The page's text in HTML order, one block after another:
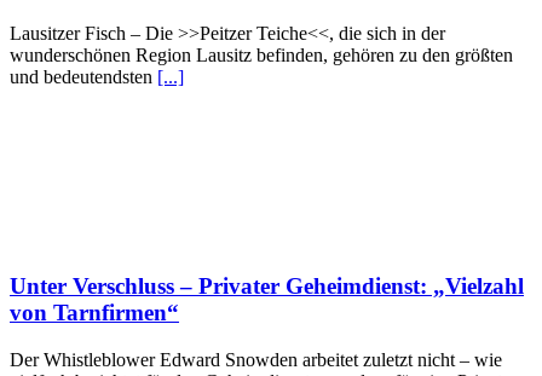
Lausitzer Fisch – Die >>Peitzer Teiche<<, die sich in der
wunderschönen Region Lausitz befinden, gehören zu den größten
und bedeutendsten [...]
Unter Verschluss – Privater Geheimdienst: „Vielzahl
von Tarnfirmen“
Der Whistleblower Edward Snowden arbeitet zuletzt nicht – wie